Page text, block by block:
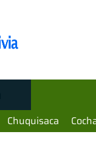
Chuquisaca